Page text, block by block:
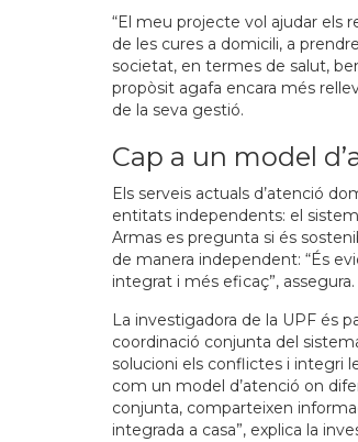
“El meu projecte vol ajudar els
de les cures a domicili, a
societat, en termes de salut,
propòsit agafa encara més
de la seva gestió.
Cap a un model
Els serveis actuals d’atenció
entitats independents: el
Armas es pregunta si és
de manera independent: “És
integrat i més eficaç”, assegura.
La investigadora de la UPF és
coordinació conjunta del
solucioni els conflictes i integri
com un model d’atenció on
conjunta, comparteixen
integrada a casa”, explica la